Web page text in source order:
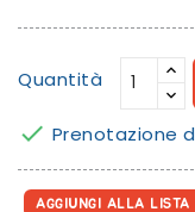
Quantità
 Prenotazione
AGGIUNGI ALLA LISTA